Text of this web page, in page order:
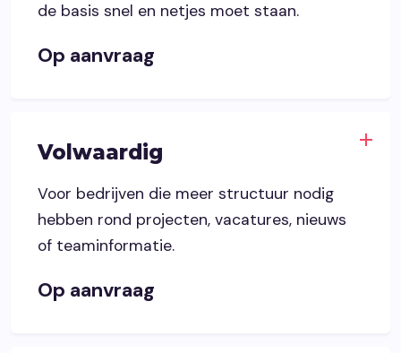
de basis snel en netjes moet staan.
Op aanvraag
Volwaardig
Voor bedrijven die meer structuur nodig
hebben rond projecten, vacatures, nieuws
of teaminformatie.
Op aanvraag